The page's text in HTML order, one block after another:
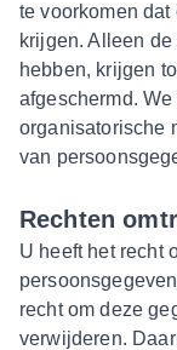
te voorkomen
krijgen. Alleen
hebben, krijgen
afgeschermd.
organisatorische
van
Rechten
U heeft het recht
recht om deze
verwijderen.